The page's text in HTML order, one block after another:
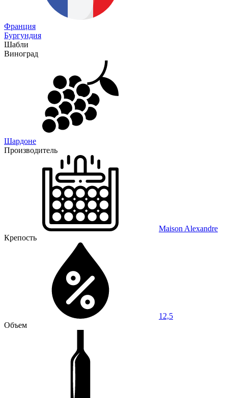
Франция
Бургундия
Шабли
Виноград
Шардоне
Производитель
Maison Alexandre
Крепость
12,5
Объем